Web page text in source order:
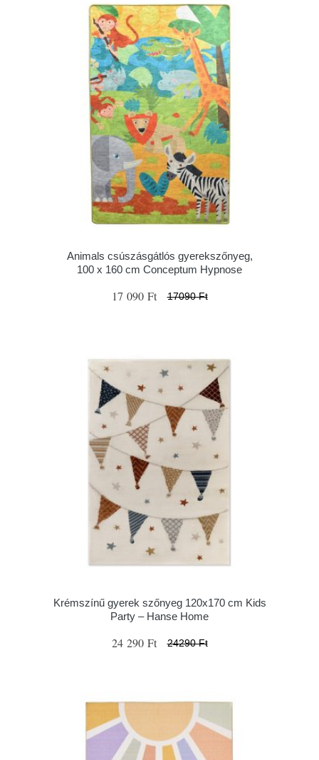
Animals csúszásgátlós gyerekszőnyeg,
100 x 160 cm Conceptum Hypnose
17 090 Ft 17090 Ft
Krémszínű gyerek szőnyeg 120x170 cm Kids
Party – Hanse Home
24 290 Ft 24290 Ft